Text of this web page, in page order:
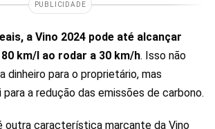
PUBLICIDADE
a Vino 2024 pode até alcançar
km/l ao rodar a 30 km/h. Isso não
dinheiro para o proprietário, mas
a redução das emissões de carbono.
outra característica marcante da Vino